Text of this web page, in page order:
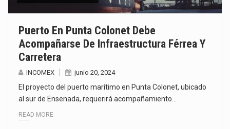
Puerto En Punta Colonet Debe
Acompañarse De Infraestructura Férrea Y
Carretera
INCOMEX junio 20, 2024
El proyecto del puerto marítimo en Punta Colonet, ubicado
al sur de Ensenada, requerirá acompañamiento…
READ MORE